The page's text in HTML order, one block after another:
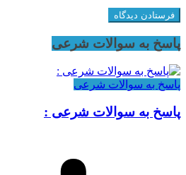
پاسخ به سوالات شرعی
پاسخ به سوالات شرعی
پاسخ به سوالات شرعی :